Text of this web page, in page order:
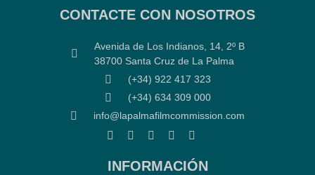
CONTACTE CON NOSOTROS
Avenida de Los Indianos, 14, 2º B
38700 Santa Cruz de La Palma
(+34) 922 417 323
(+34) 634 309 000
info@lapalmafilmcommission.com
INFORMACIÓN